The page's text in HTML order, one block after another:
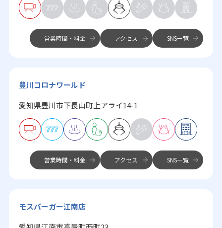
営業時間・料金 アクセス SNS一覧
豊川コロナワールド
愛知県豊川市下長山町上アライ14-1
営業時間・料金 アクセス SNS一覧
モスバーガー江南店